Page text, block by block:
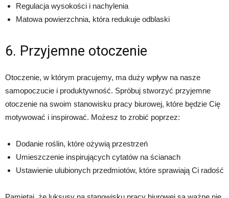
Regulacja wysokości i nachylenia
Matowa powierzchnia, która redukuje odblaski
6. Przyjemne otoczenie
Otoczenie, w którym pracujemy, ma duży wpływ na nasze
samopoczucie i produktywność. Spróbuj stworzyć przyjemne
otoczenie na swoim stanowisku pracy biurowej, które będzie Cię
motywować i inspirować. Możesz to zrobić poprzez:
Dodanie roślin, które ożywią przestrzeń
Umieszczenie inspirujących cytatów na ścianach
Ustawienie ulubionych przedmiotów, które sprawiają Ci radość